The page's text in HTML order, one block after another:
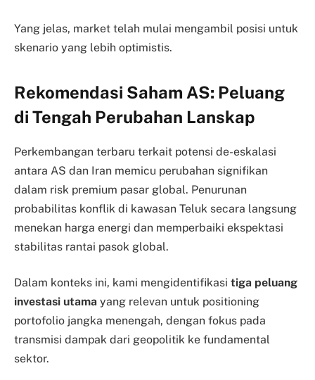
Yang jelas, market telah mulai mengambil posisi untuk
skenario yang lebih optimistis.
Rekomendasi Saham AS: Peluang
di Tengah Perubahan Lanskap
Perkembangan terbaru terkait potensi de-eskalasi
antara AS dan Iran memicu perubahan signifikan
dalam risk premium pasar global. Penurunan
probabilitas konflik di kawasan Teluk secara langsung
menekan harga energi dan memperbaiki ekspektasi
stabilitas rantai pasok global.
Dalam konteks ini, kami mengidentifikasi tiga peluang
investasi utama yang relevan untuk positioning
portofolio jangka menengah, dengan fokus pada
transmisi dampak dari geopolitik ke fundamental
sektor.